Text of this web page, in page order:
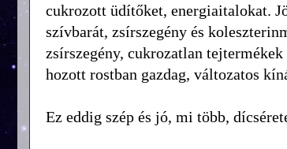
cukrozott üdítőket, energiaitalokat.
szívbarát, zsírszegény és
zsírszegény, cukrozatlan
hozott rostban gazdag, változatos
Ez eddig szép és jó, mi több,